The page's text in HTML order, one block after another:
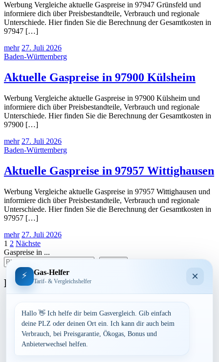
Werbung Vergleiche aktuelle Gaspreise in 97947 Grünsfeld und
informiere dich über Preisbestandteile, Verbrauch und regionale
Unterschiede. Hier finden Sie die Berechnung der Gesamtkosten in
97947 […]
mehr 27. Juli 2026
Baden-Württemberg
Aktuelle Gaspreise in 97900 Külsheim
Werbung Vergleiche aktuelle Gaspreise in 97900 Külsheim und
informiere dich über Preisbestandteile, Verbrauch und regionale
Unterschiede. Hier finden Sie die Berechnung der Gesamtkosten in
97900 […]
mehr 27. Juli 2026
Baden-Württemberg
Aktuelle Gaspreise in 97957 Wittighausen
Werbung Vergleiche aktuelle Gaspreise in 97957 Wittighausen und
informiere dich über Preisbestandteile, Verbrauch und regionale
Unterschiede. Hier finden Sie die Berechnung der Gesamtkosten in
97957 […]
mehr 27. Juli 2026
Seitennummerierung
der
Beiträge
1 2 Nächste
Gaspreise in ...
Bundesland
Bayern
Berlin
Brandenburg
Hamburg
⚡ Gas-Helfer
Tarif- & Vergleichshelfer ×
Hallo 👋 Ich helfe dir beim Gasvergleich. Gib einfach
deine PLZ oder deinen Ort ein. Ich kann dir auch beim
Verbrauch, bei Preisgarantie, Ökogas, Bonus und
Anbieterwechsel helfen.